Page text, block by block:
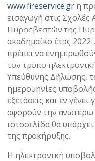
www.fireservice.gr η
εισαγωγή στις Σχολές
Πυροσβεστών της
ακαδημαϊκό έτος
πρέπει να
τον τρόπο
Υπεύθυνης Δήλωσης,
ημερομηνίες
εξετάσεις και εν γένει
αφορούν την
ιστοσελίδα θα
της προκήρυξης.
Η ηλεκτρονική